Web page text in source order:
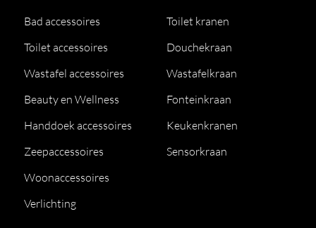
Bad accessoires
Toilet accessoires
Wastafel accessoires
Beauty en Wellness
Handdoek accessoires
Zeepaccessoires
Woonaccessoires
Verlichting
Toilet kranen
Douchekraan
Wastafelkraan
Fonteinkraan
Keukenkranen
Sensorkraan